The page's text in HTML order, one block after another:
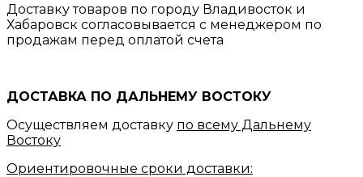
Доставку товаров по городу Владивосток и
Хабаровск согласовывается с менеджером по
продажам перед оплатой счета
ДОСТАВКА ПО ДАЛЬНЕМУ ВОСТОКУ
Осуществляем доставку по всему Дальнему
Востоку
Ориентировочные сроки доставки: